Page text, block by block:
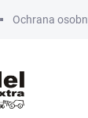
Ochrana